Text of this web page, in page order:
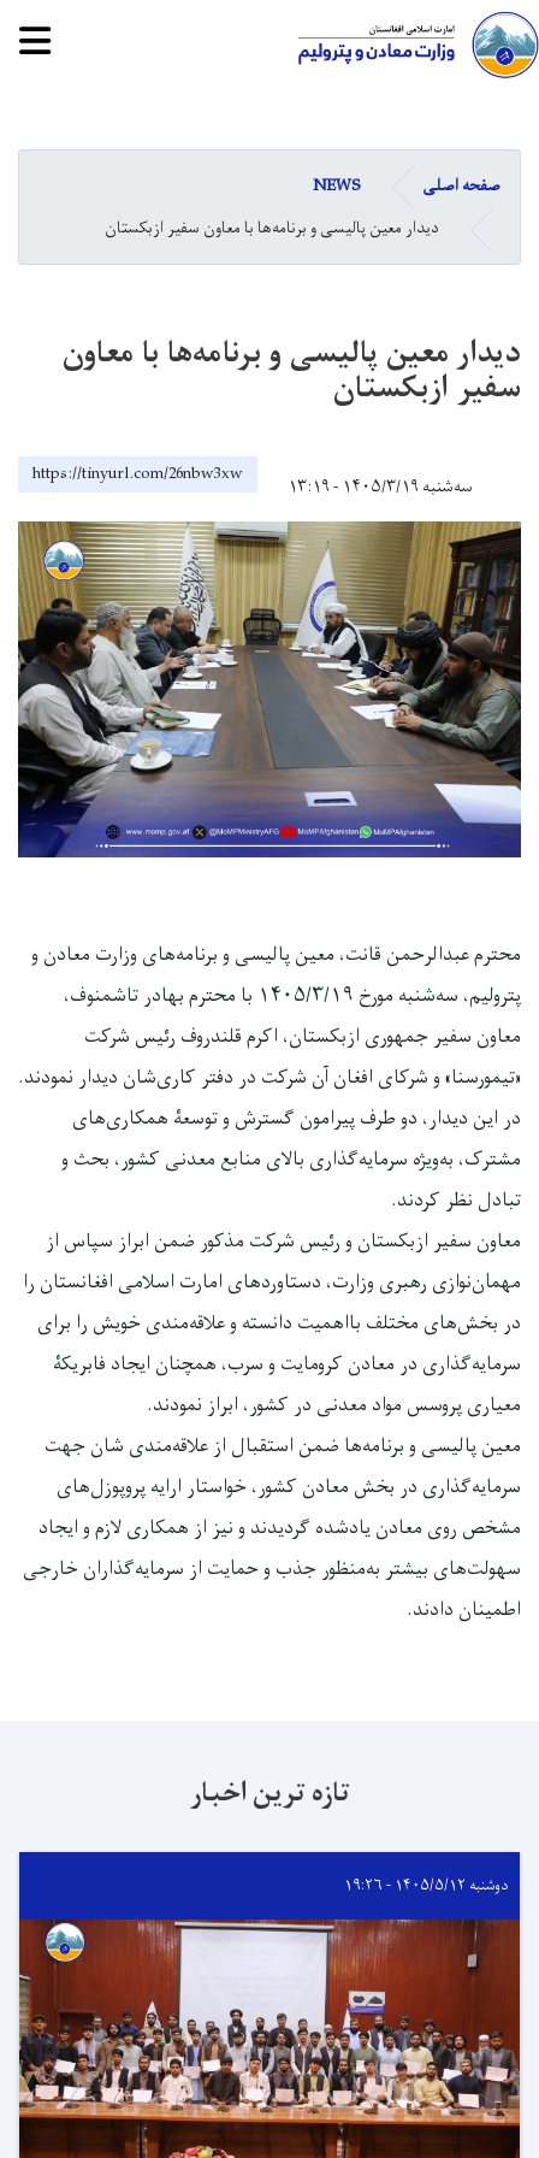
صفحه اصلی
NEWS
دیدار معین پالیسی و برنامه‌ها با معاون سفیر ازبکستان
دیدار معین پالیسی و برنامه‌ها با معاون
سفیر ازبکستان
سه‌شنبه ۱۴۰۵/۳/۱۹ - ۱۳:۱۹ https://tinyurl.com/26nbw3xw
محترم عبدالرحمن قانت، معین پالیسی و برنامه‌های وزارت معادن و
پترولیم، سه‌شنبه مورخ ۱۴۰۵/۳/۱۹ با محترم بهادر تاشمنوف،
معاون سفیر جمهوری ازبکستان، اکرم قلندروف رئیس شرکت
«تیمورسنا» و شرکای افغان آن شرکت در دفتر کاری‌شان دیدار نمودند.
در این دیدار، دو طرف پیرامون گسترش و توسعۀ همکاری‌های
مشترک، به‌ویژه سرمایه‌گذاری بالای منابع معدنی کشور، بحث و
تبادل نظر کردند.
معاون سفیر ازبکستان و رئیس شرکت مذکور ضمن ابراز سپاس از
مهمان‌نوازی رهبری وزارت، دستاوردهای امارت اسلامی افغانستان را
در بخش‌های مختلف بااهمیت دانسته و علاقه‌مندی خویش را برای
سرمایه‌گذاری در معادن کرومایت و سرب، همچنان ایجاد فابریکۀ
معیاری پروسس مواد معدنی در کشور، ابراز نمودند.
معین پالیسی و برنامه‌ها ضمن استقبال از علاقه‌مندی شان جهت
سرمایه‌گذاری در بخش معادن کشور، خواستار ارایه پروپوزل‌های
مشخص روی معادن یادشده گردیدند و نیز از همکاری لازم و ایجاد
سهولت‌های بیشتر به‌منظور جذب و حمایت از سرمایه‌گذاران خارجی
اطمینان دادند.
تازه ترین اخبار
دوشنبه ۱۴۰۵/۵/۱۲ - ۱۹:۲۶